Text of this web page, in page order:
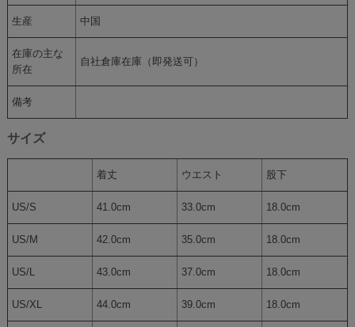
生産 中国
在庫の主な
所在
自社倉庫在庫（即発送可）
備考
サイズ
着丈 ウエスト 股下
US/S 41.0cm 33.0cm 18.0cm
US/M 42.0cm 35.0cm 18.0cm
US/L 43.0cm 37.0cm 18.0cm
US/XL 44.0cm 39.0cm 18.0cm